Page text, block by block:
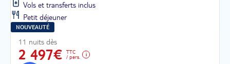
Vols et transferts inclus
Petit déjeuner
NOUVEAUTÉ
11 nuits dès
2 497€
TTC
/ pers.